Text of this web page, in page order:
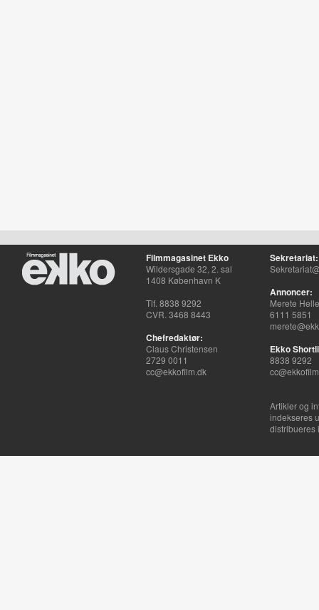
Filmmagasinet Ekko
Wildersgade 32, 2. sal
1408 København K
Tlf. 8838 9292
CVR. 3468 8443
Chefredaktør:
Claus Christensen
2729 0011
cc@ekkofilm.dk
Sekretariat:
Annoncer:
Merete
6111 5851
Ekko
8838 9292
Artikler og
indekseres
distribueres